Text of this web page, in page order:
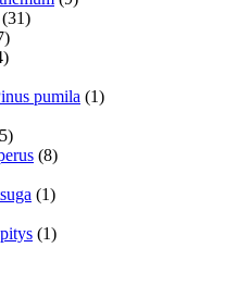
(31)
pumila (1)
(8)
(1)
(1)